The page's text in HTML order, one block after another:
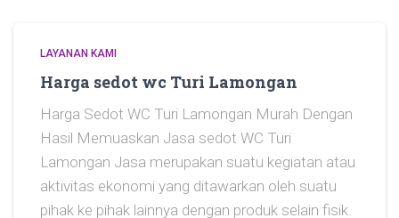
LAYANAN KAMI
Harga sedot wc Turi Lamongan
Harga Sedot WC Turi Lamongan Murah Dengan
Hasil Memuaskan Jasa sedot WC Turi
Lamongan Jasa merupakan suatu kegiatan atau
aktivitas ekonomi yang ditawarkan oleh suatu
pihak ke pihak lainnya dengan produk selain fisik.